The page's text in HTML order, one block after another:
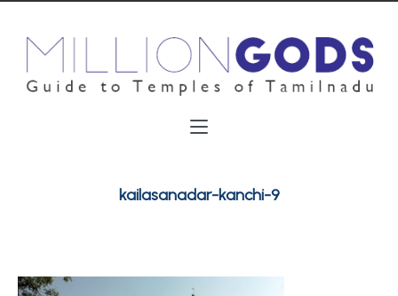
kailasanadar-kanchi-9